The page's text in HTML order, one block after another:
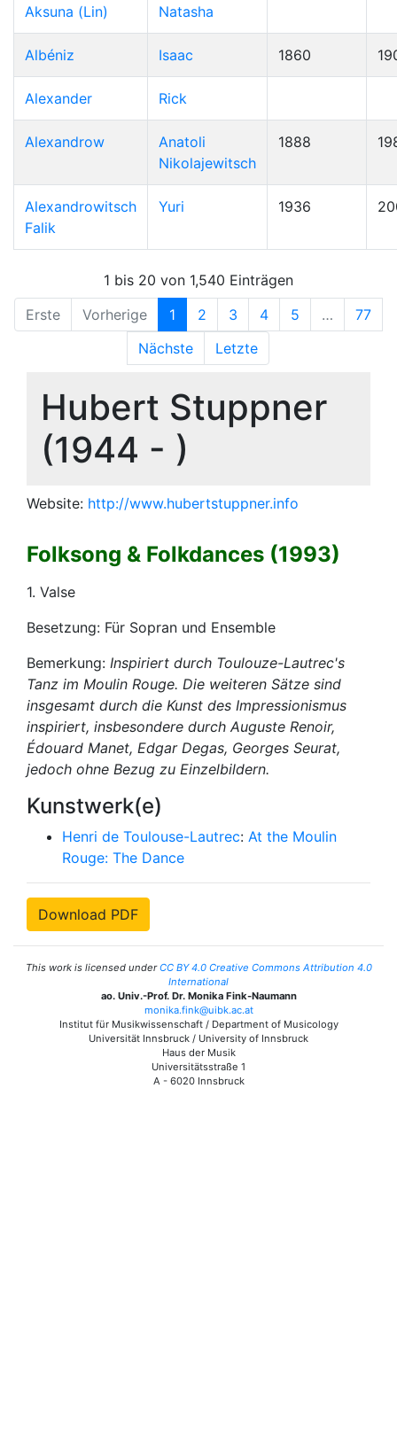
Aksuna (Lin) Natasha
Albéniz Isaac 1860
Alexander Rick
Alexandrow
Anatoli
Nikolajewitsch
1888
Alexandrowitsch
Falik
Yuri 1936
1 bis 20 von 1,540 Einträgen
Erste
Vorherige 1 2 3 4 5 …
77
Nächste
Letzte
Hubert Stuppner
(1944 - )
Website: http://www.hubertstuppner.info
Folksong & Folkdances (1993)
1. Valse
Besetzung: Für Sopran und Ensemble
Bemerkung: Inspiriert durch Toulouze-Lautrec's
Tanz im Moulin Rouge. Die weiteren Sätze sind
insgesamt durch die Kunst des Impressionismus
inspiriert, insbesondere durch Auguste Renoir,
Édouard Manet, Edgar Degas, Georges Seurat,
jedoch ohne Bezug zu Einzelbildern.
Kunstwerk(e)
Henri de Toulouse-Lautrec: At the Moulin
Rouge: The Dance
Download PDF
This work is licensed underCC BY 4.0 Creative Commons Attribution 4.0
International
ao. Univ.-Prof. Dr. Monika Fink-Naumann
monika.fink@uibk.ac.at
Institut für Musikwissenschaft / Department of Musicology
Universität Innsbruck / University of Innsbruck
Haus der Musik
Universitätsstraße 1
A - 6020 Innsbruck